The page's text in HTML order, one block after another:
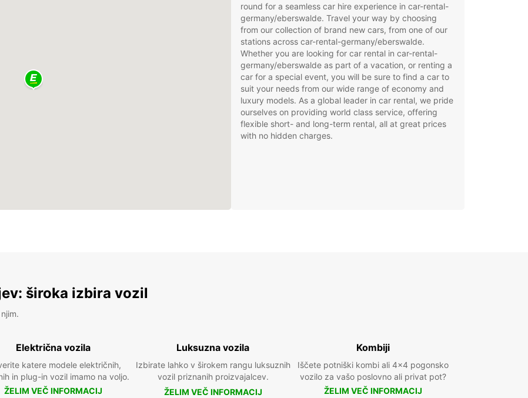
round for a seamless car hire experience in car-rental-
germany/eberswalde. Travel your way by choosing
from our collection of brand new cars, from one of our
stations across car-rental-germany/eberswalde.
Whether you are looking for car rental in car-rental-
germany/eberswalde as part of a vacation, or renting a
car for a special event, you will be sure to find a car to
suit your needs from our wide range of economy and
luxury models. As a global leader in car rental, we pride
ourselves on providing world class service, offering
flexible short- and long-term rental, all at great prices
with no hidden charges.
široka izbira vozil
Električna vozila
katere modele električnih,
in plug-in vozil imamo na voljo.
ŽELIM VEČ INFORMACIJ
Luksuzna vozila
Izbirate lahko v širokem rangu luksuznih
vozil priznanih proizvajalcev.
ŽELIM VEČ INFORMACIJ
Kombiji
Iščete potniški kombi ali 4x4 pogonsko
vozilo za vašo poslovno ali privat pot?
ŽELIM VEČ INFORMACIJ